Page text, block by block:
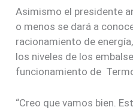
Asimismo el presidente
o menos se dará a
racionamiento de
los niveles de los
funcionamiento de
“Creo que vamos bien.